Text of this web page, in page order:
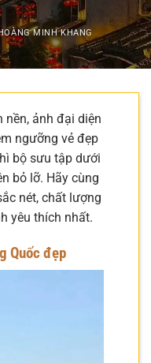
MINH KHANG
nền, ảnh đại diện
ngưỡng vẻ đẹp
bộ sưu tập dưới
bỏ lỡ. Hãy cùng
nét, chất lượng
yêu thích nhất.
Quốc đẹp